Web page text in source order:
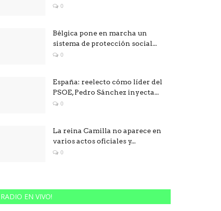
0
Bélgica pone en marcha un
sistema de protección social...
0
España: reelecto cómo líder del
PSOE, Pedro Sánchez inyecta...
0
La reina Camilla no aparece en
varios actos oficiales y...
0
RADIO EN VIVO!